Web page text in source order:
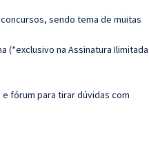
sendo tema de muitas
(*exclusivo na Assinatura Ilimitada
e fórum para tirar dúvidas com